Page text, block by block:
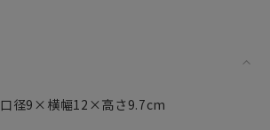
口径9×横幅12×高さ9.7cm